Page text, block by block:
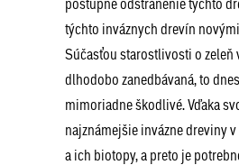
týchto inváznych drevín
Súčasťou starostlivosti o zeleň
dlhodobo zanedbávaná, to
mimoriadne škodlivé. Vďaka
najznámejšie invázne dreviny
a ich biotopy, a preto je